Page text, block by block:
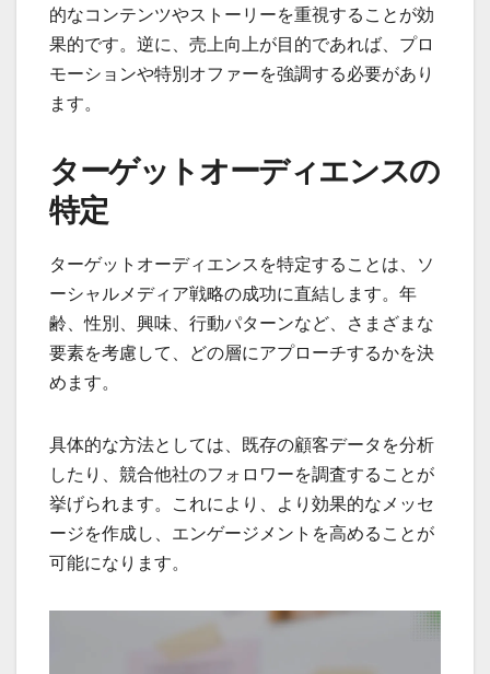
的なコンテンツやストーリーを重視することが効
果的です。逆に、売上向上が目的であれば、プロ
モーションや特別オファーを強調する必要があり
ます。
ターゲットオーディエンスの
特定
ターゲットオーディエンスを特定することは、ソ
ーシャルメディア戦略の成功に直結します。年
齢、性別、興味、行動パターンなど、さまざまな
要素を考慮して、どの層にアプローチするかを決
めます。
具体的な方法としては、既存の顧客データを分析
したり、競合他社のフォロワーを調査することが
挙げられます。これにより、より効果的なメッセ
ージを作成し、エンゲージメントを高めることが
可能になります。